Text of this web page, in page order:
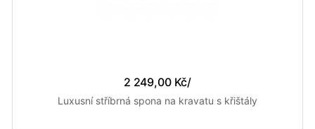
2 249,00 Kč/
Luxusní stříbrná spona na kravatu s křištály